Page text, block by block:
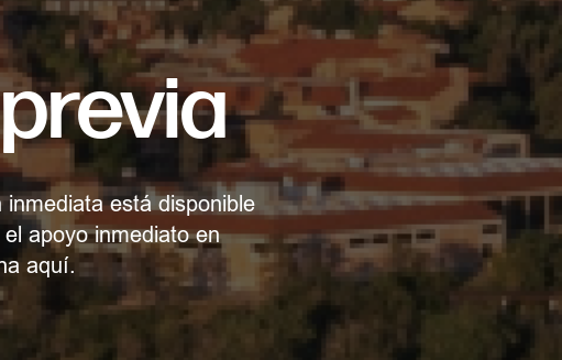
está disponible
apoyo inmediato en
aquí.